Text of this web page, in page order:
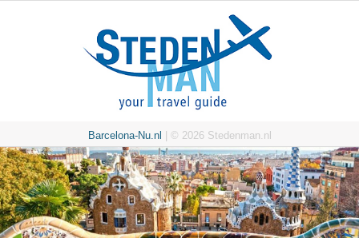
Barcelona-Nu.nl | © 2026 Stedenman.nl